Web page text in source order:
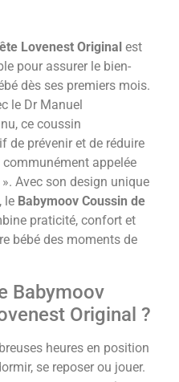
Lovenest Original est
pour assurer le bien-
dès ses premiers mois.
le Dr Manuel
ce coussin
de prévenir et de réduire
appelée
Avec son design unique
le Babymoov Coussin de
praticité, confort et
bébé des moments de
Babymoov
Original ?
heures en position
se reposer ou jouer.